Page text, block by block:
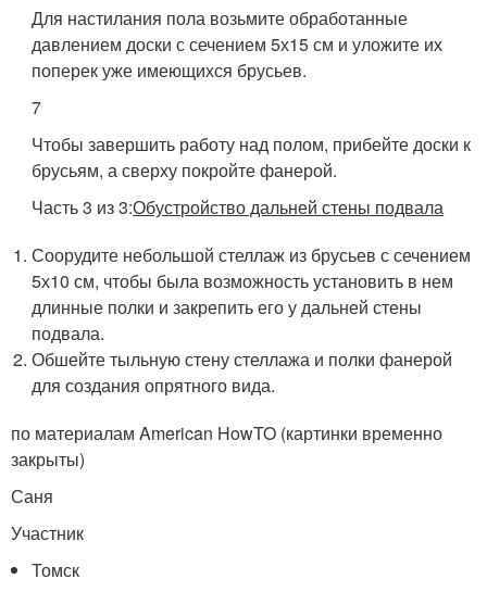
Для настилания пола возьмите обработанные
давлением доски с сечением 5х15 см и уложите их
поперек уже имеющихся брусьев.
7
Чтобы завершить работу над полом, прибейте доски к
брусьям, а сверху покройте фанерой.
Часть 3 из 3:Обустройство дальней стены подвала
Соорудите небольшой стеллаж из брусьев с сечением
5х10 см, чтобы была возможность установить в нем
длинные полки и закрепить его у дальней стены
подвала.
Обшейте тыльную стену стеллажа и полки фанерой
для создания опрятного вида.
по материалам American HowTO (картинки временно
закрыты)
Саня
Участник
Томск